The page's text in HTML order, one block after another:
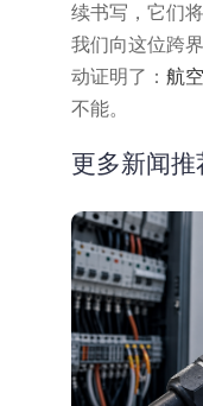
续书写，它们
我们向这位跨
动证明了： 航
不能。
更多新闻推